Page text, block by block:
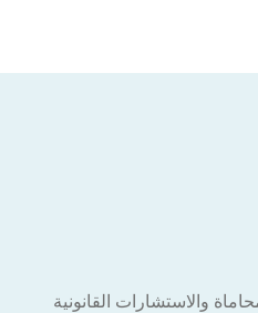
والاستشارات القانونية